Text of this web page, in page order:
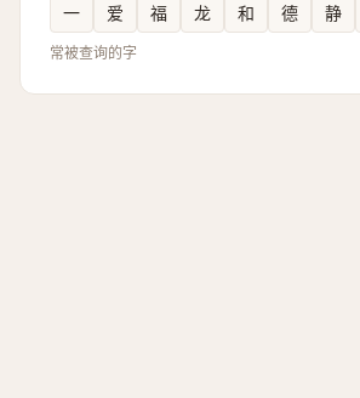
一 爱 福 龙 和 德 静
常被查询的字